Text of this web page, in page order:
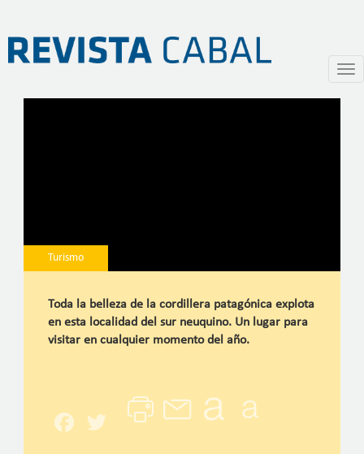
Pasar
contenido
Villa La Angostura, Neuquén
Turismo
Toda la belleza de la cordillera patagónica explota
en esta localidad del sur neuquino. Un lugar para
visitar en cualquier momento del año.
Facebook
Twitter